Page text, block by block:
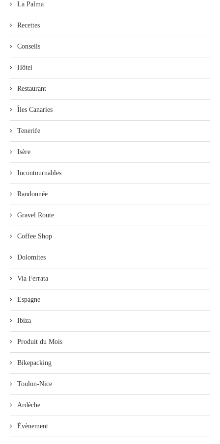
La Palma
Recettes
Conseils
Hôtel
Restaurant
Îles Canaries
Tenerife
Isère
Incontournables
Randonnée
Gravel Route
Coffee Shop
Dolomites
Via Ferrata
Espagne
Ibiza
Produit du Mois
Bikepacking
Toulon-Nice
Ardèche
Évènement